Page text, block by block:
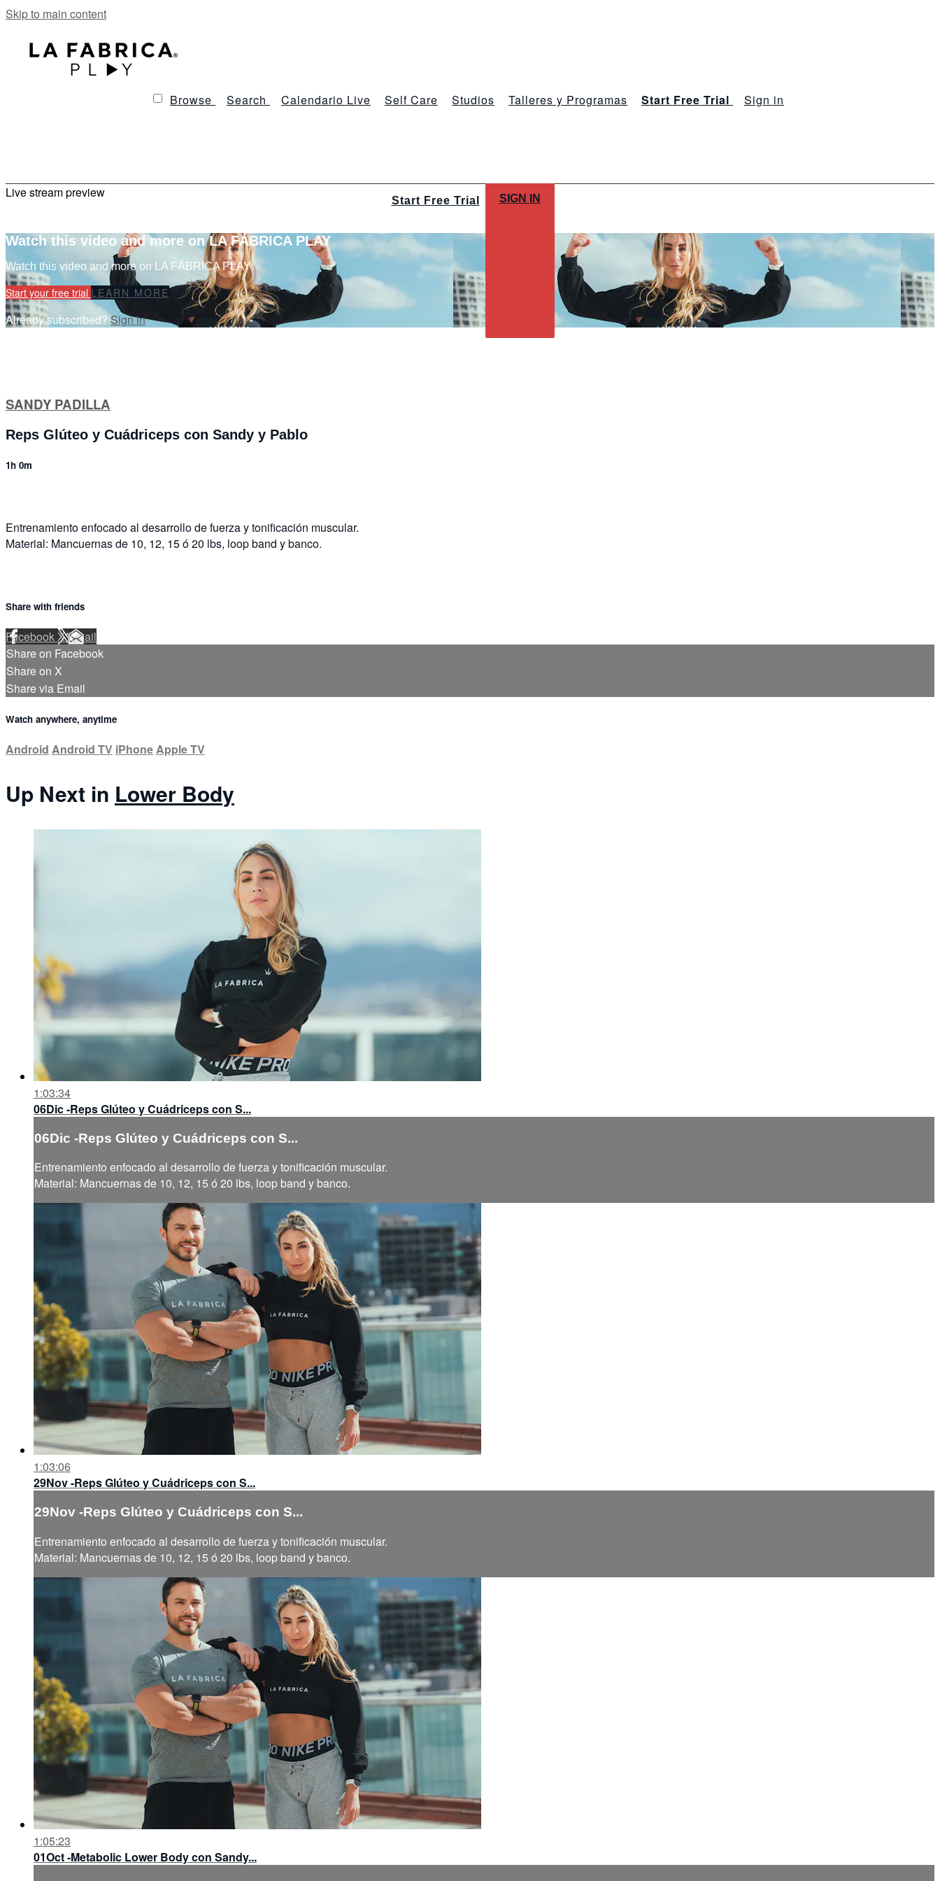
Skip to main content
Browse Search Calendario Live Self Care Studios Talleres y Programas Start Free Trial Sign in
Start Free Trial SIGN IN
Live stream preview
Watch this video and more on LA FÁBRICA PLAY
Watch this video and more on LA FÁBRICA PLAY
Start your free trial LEARN MORE
Already subscribed?Sign in
SANDY PADILLA
Reps Glúteo y Cuádriceps con Sandy y Pablo
1h 0m
Entrenamiento enfocado al desarrollo de fuerza y tonificación muscular.
Material: Mancuernas de 10, 12, 15 ó 20 lbs, loop band y banco.
Share with friends
FacebookXEmail
Share on Facebook
Share on X
Share via Email
Watch anywhere, anytime
Android Android TV iPhoneApple TV
Up Next in Lower Body
1:03:34
06Dic -Reps Glúteo y Cuádriceps con S...
06Dic -Reps Glúteo y Cuádriceps con S...
Entrenamiento enfocado al desarrollo de fuerza y tonificación muscular.
Material: Mancuernas de 10, 12, 15 ó 20 lbs, loop band y banco.
1:03:06
29Nov -Reps Glúteo y Cuádriceps con S...
29Nov -Reps Glúteo y Cuádriceps con S...
Entrenamiento enfocado al desarrollo de fuerza y tonificación muscular.
Material: Mancuernas de 10, 12, 15 ó 20 lbs, loop band y banco.
1:05:23
01Oct -Metabolic Lower Body con Sandy...